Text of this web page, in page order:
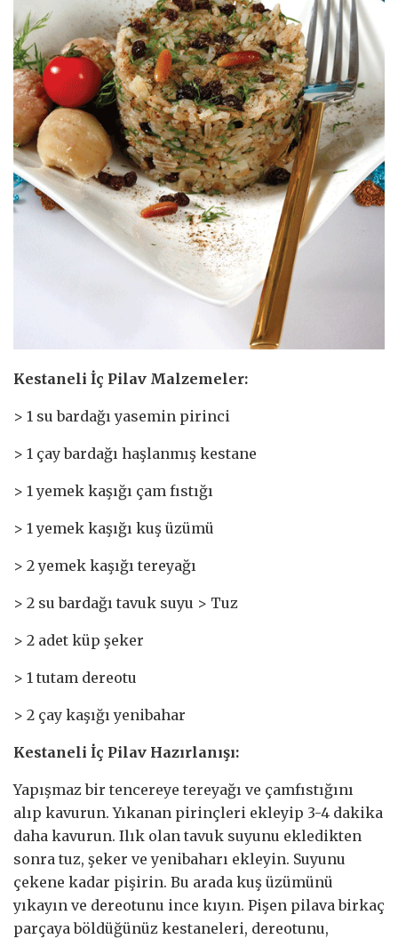
Kestaneli İç Pilav Malzemeler:
> 1 su bardağı yasemin pirinci
> 1 çay bardağı haşlanmış kestane
> 1 yemek kaşığı çam fıstığı
> 1 yemek kaşığı kuş üzümü
> 2 yemek kaşığı tereyağı
> 2 su bardağı tavuk suyu > Tuz
> 2 adet küp şeker
> 1 tutam dereotu
> 2 çay kaşığı yenibahar
Kestaneli İç Pilav Hazırlanışı:
Yapışmaz bir tencereye tereyağı ve çamfıstığını
alıp kavurun. Yıkanan pirinçleri ekleyip 3-4 dakika
daha kavurun. Ilık olan tavuk suyunu ekledikten
sonra tuz, şeker ve yenibaharı ekleyin. Suyunu
çekene kadar pişirin. Bu arada kuş üzümünü
yıkayın ve dereotunu ince kıyın. Pişen pilava birkaç
parçaya böldüğünüz kestaneleri, dereotunu,